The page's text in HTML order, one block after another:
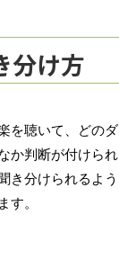
分け方
を聴いて、どのダ
か判断が付けられ
き分けられるよう
。